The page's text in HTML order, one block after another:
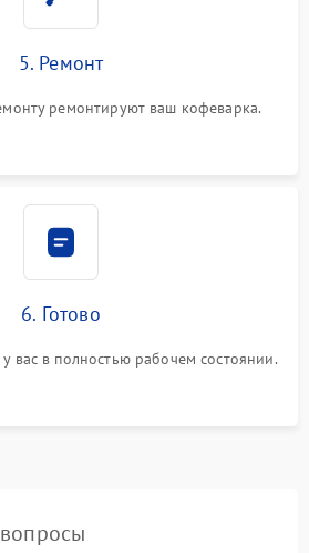
5. Ремонт
ремонтируют ваш кофеварка.
6. Готово
вас в полностью рабочем состоянии.